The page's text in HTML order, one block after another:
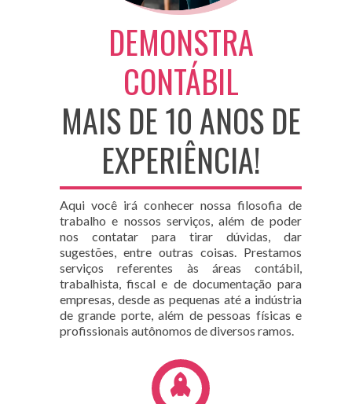
DEMONSTRA
CONTÁBIL
MAIS DE 10 ANOS DE
EXPERIÊNCIA!
Aqui você irá conhecer nossa filosofia de
trabalho e nossos serviços, além de poder
nos contatar para tirar dúvidas, dar
sugestões, entre outras coisas. Prestamos
serviços referentes às áreas contábil,
trabalhista, fiscal e de documentação para
empresas, desde as pequenas até a indústria
de grande porte, além de pessoas físicas e
profissionais autônomos de diversos ramos.